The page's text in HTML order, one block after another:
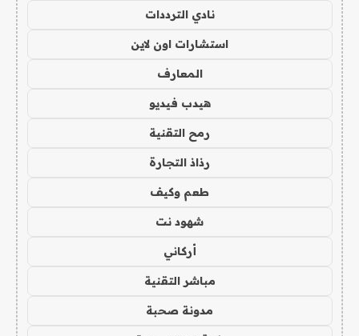
نادي الترددات
استشارات اون لاين
المعارف
هيدب فيديو
رمح التقنية
رذاذ التجارة
طعم وكيف
شهود نت
أركاني
مباشر التقنية
مدونة صحبة